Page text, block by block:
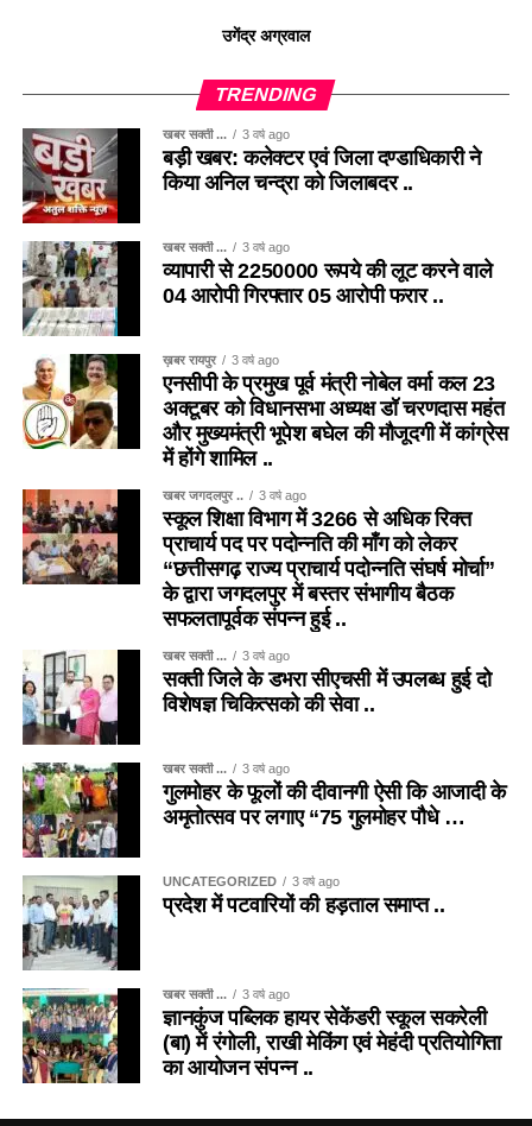
उगेंद्र अग्रवाल
TRENDING
खबर सक्ती ... 3 वर्ष ago
बड़ी खबर: कलेक्टर एवं जिला दण्डाधिकारी ने
किया अनिल चन्द्रा को जिलाबदर ..
खबर सक्ती ... 3 वर्ष ago
व्यापारी से 2250000 रूपये की लूट करने वाले
04 आरोपी गिरफ्तार 05 आरोपी फरार ..
ख़बर रायपुर 3 वर्ष ago
एनसीपी के प्रमुख पूर्व मंत्री नोबेल वर्मा कल 23
अक्टूबर को विधानसभा अध्यक्ष डॉ चरणदास महंत
और मुख्यमंत्री भूपेश बघेल की मौजूदगी में कांग्रेस
में होंगे शामिल ..
खबर जगदलपुर .. 3 वर्ष ago
स्कूल शिक्षा विभाग में 3266 से अधिक रिक्त
प्राचार्य पद पर पदोन्नति की माँग को लेकर
“छत्तीसगढ़ राज्य प्राचार्य पदोन्नति संघर्ष मोर्चा”
के द्वारा जगदलपुर में बस्तर संभागीय बैठक
सफलतापूर्वक संपन्न हुई ..
खबर सक्ती ... 3 वर्ष ago
सक्ती जिले के डभरा सीएचसी में उपलब्ध हुई दो
विशेषज्ञ चिकित्सको की सेवा ..
खबर सक्ती ... 3 वर्ष ago
गुलमोहर के फूलों की दीवानगी ऐसी कि आजादी के
अमृतोत्सव पर लगाए “75 गुलमोहर पौधे …
UNCATEGORIZED 3 वर्ष ago
प्रदेश में पटवारियों की हड़ताल समाप्त ..
खबर सक्ती ... 3 वर्ष ago
ज्ञानकुंज पब्लिक हायर सेकेंडरी स्कूल सकरेली
(बा) में रंगोली, राखी मेकिंग एवं मेहंदी प्रतियोगिता
का आयोजन संपन्न ..